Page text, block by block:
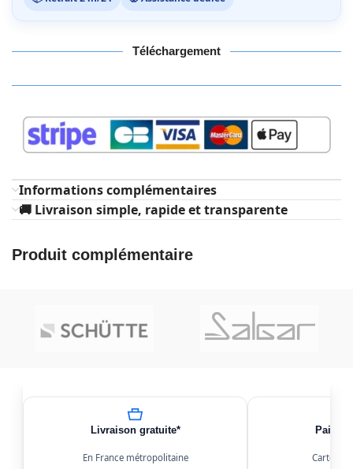
Téléchargement
Informations complémentaires
🚚 Livraison simple, rapide et transparente
Produit complémentaire
Livraison gratuite*
En France métropolitaine Carte,